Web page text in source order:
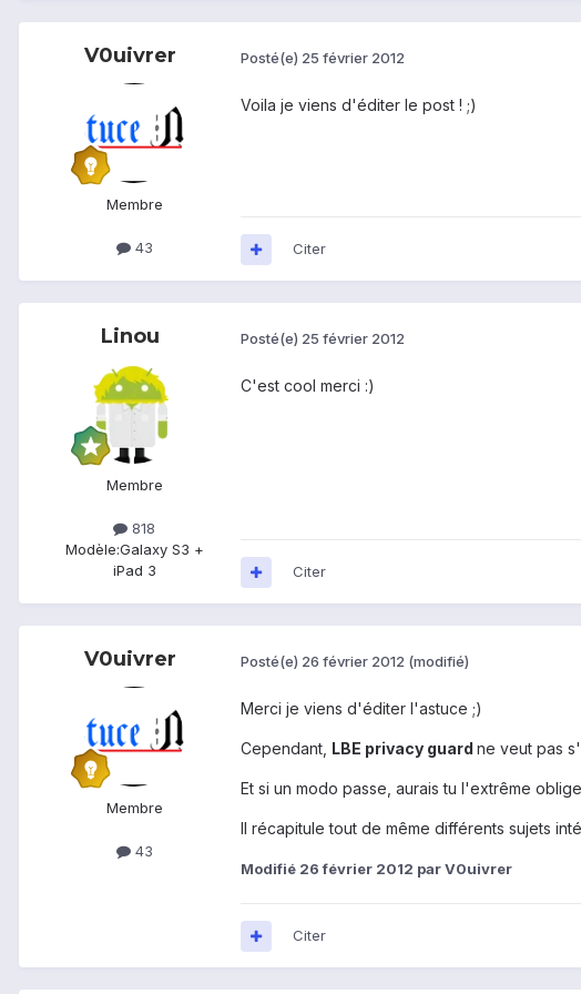
V0uivrer
Membre
43
Posté(e) 25 février 2012
Voila je viens d'éditer le post ! ;)
Citer
Linou
Membre
818
Modèle:Galaxy S3 +
iPad 3
Posté(e) 25 février 2012
C'est cool merci :)
Citer
V0uivrer
Membre
43
Posté(e) 26 février 2012 (modifié)
Merci je viens d'éditer l'astuce ;)
Cependant, LBE privacy guard ne veut pas
Et si un modo passe, aurais tu l'extrême
Il récapitule tout de même différents sujets
Modifié 26 février 2012 par V0uivrer
Citer